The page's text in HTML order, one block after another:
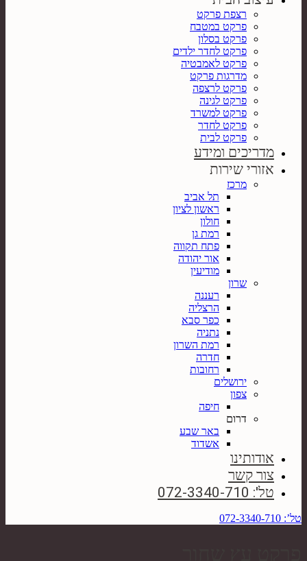
רצפת פרקט
פרקט במטבח
פרקט בסלון
פרקט לחדר ילדים
פרקט לאמבטיה
מדרגות פרקט
פרקט לרצפה
פרקט לגינה
פרקט למשרד
פרקט לחדר
פרקט לבית
מדריכים ומידע
אזורי שירות
מרכז
תל אביב
ראשון לציון
חולון
רמת גן
פתח תקווה
אור יהודה
מודיעין
שרון
רעננה
הרצליה
כפר סבא
נתניה
רמת השרון
חדרה
רחובות
ירושלים
צפון
חיפה
דרום
באר שבע
אשדוד
אודותינו
צור קשר
טל': 072-3340-710
טל’: 072-3340-710